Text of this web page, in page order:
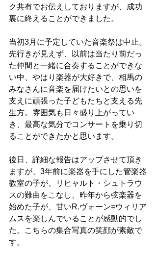
ク共有でお伝えしておりますが、成功
裏に終えることができました。
当初3月に予定していた音楽祭は中止。
先行きが見えず、以前は当たり前だっ
た仲間と一緒に合奏することができな
い中、やはり楽器が大好きで、相馬の
みなさんに音楽を届けたいとの思いを
支えに頑張った子どもたちと支える先
生方。雰囲気も日々盛り上がってい
き、最高な気分でコンサートを乗り切
ることができたかと思います。
後日、詳細な報告はアップさせて頂き
ますが、3年前に楽器を手にした管楽器
教室の子が、リヒャルト・シュトラウ
スの難曲をこなし、昨年から弦楽器を
始めた子が、甘いR.ヴォーン=ウィリア
ムスを楽しんでいることが感動的でし
た。こちらの集合写真の笑顔が素敵で
す。